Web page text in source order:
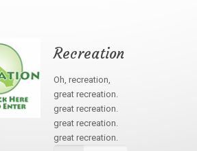
Recreation
Oh, recreation,
great recreation.
great recreation.
great recreation.
great recreation.